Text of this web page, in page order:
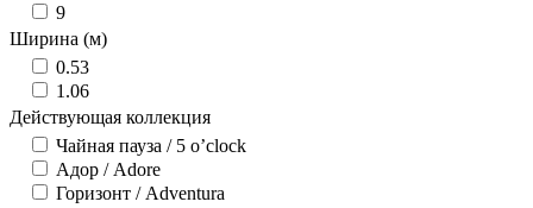
9
Ширина (м)
0.53
1.06
Действующая коллекция
Чайная пауза / 5 o’clock
Адор / Adore
Горизонт / Adventura